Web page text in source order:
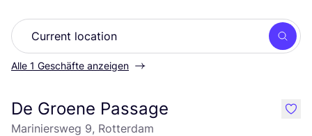
Alle 1 Geschäfte anzeigen
De Groene Passage
Mariniersweg 9, Rotterdam
like